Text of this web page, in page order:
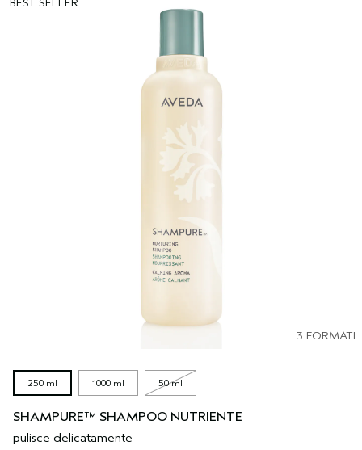
BEST SELLER
3 FORMATI
250 ml 1000 ml 50 ml
SHAMPURE™ SHAMPOO NUTRIENTE
pulisce delicatamente